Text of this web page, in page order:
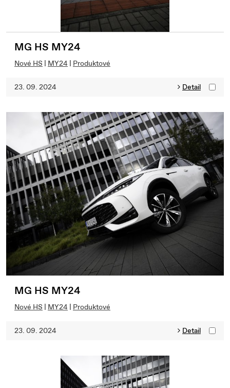
MG HS MY24
Nové HS | MY24 | Produktové
23. 09. 2024 Detail
MG HS MY24
Nové HS | MY24 | Produktové
23. 09. 2024 Detail